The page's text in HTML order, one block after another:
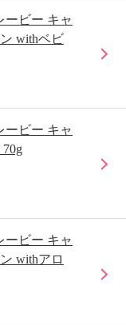
ービー キャ
withベビ
ービー キャ
ービー キャ
withアロ